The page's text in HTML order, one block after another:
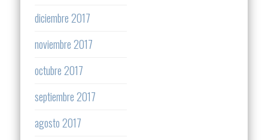
diciembre 2017
noviembre 2017
octubre 2017
septiembre 2017
agosto 2017